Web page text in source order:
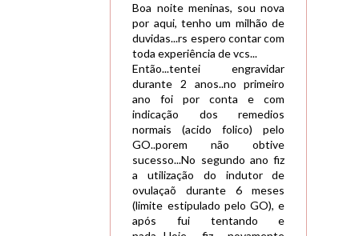
Boa noite meninas, sou nova
por aqui, tenho um milhão de
duvidas...rs espero contar com
toda experiência de vcs...
Então...tentei engravidar
durante 2 anos..no primeiro
ano foi por conta e com
indicação dos remedios
normais (acido folico) pelo
GO..porem não obtive
sucesso...No segundo ano fiz
a utilização do indutor de
ovulaçaõ durante 6 meses
(limite estipulado pelo GO), e
após fui tentando e